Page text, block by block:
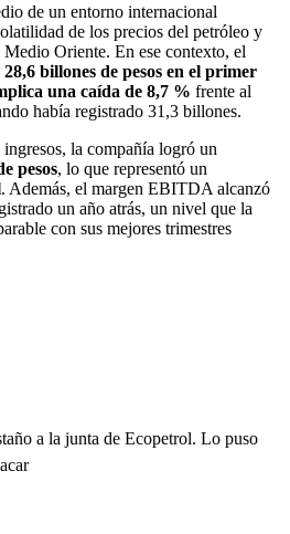
de un entorno internacional
de los precios del petróleo y
Oriente. En ese contexto, el
billones de pesos en el primer
una caída de 8,7 % frente al
había registrado 31,3 billones.
la compañía logró un
pesos, lo que representó un
. Además, el margen EBITDA alcanzó
un año atrás, un nivel que la
con sus mejores trimestres
a la junta de Ecopetrol. Lo puso